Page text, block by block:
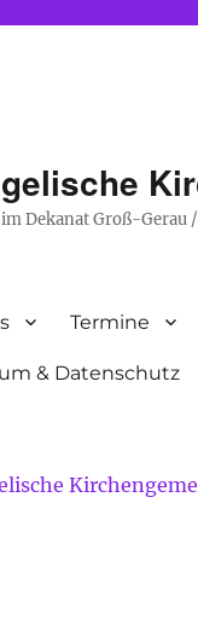
Dekanat Groß-Gerau
Termine
& Datenschutz